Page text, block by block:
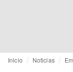
Inicio Noticias